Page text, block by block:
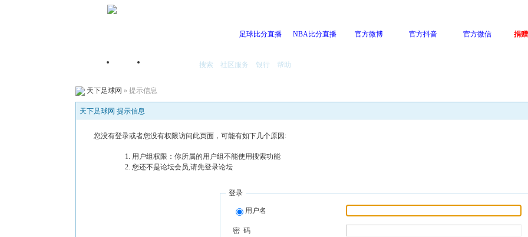
足球比分直播 NBA比分直播 官方微博 官方抖音 官方微信 捐
首页 搜索 社区服务 银行 帮助
天下足球网 » 提示信息
天下足球网 提示信息
您没有登录或者您没有权限访问此页面，可能有如下几个原因:
用户组权限：你所属的用户组不能使用搜索功能
您还不是论坛会员,请先登录论坛
登录
用户名
密 码